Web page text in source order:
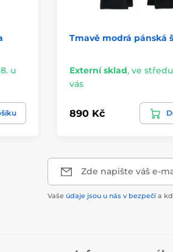
u
Tmavě modrá pánská
Externí sklad, ve středu
vás
890 Kč
Zde napište váš e-
Vaše údaje jsou u nás v bezpečí a